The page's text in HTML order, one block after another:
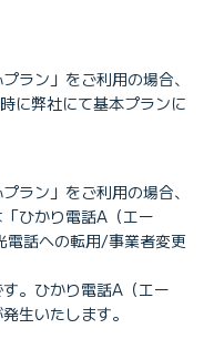
ラン」をご利用の場合、
に弊社にて基本プランに
ラン」をご利用の場合、
ひかり電話A（エー
電話への転用/事業者変更
。ひかり電話A（エー
生いたします。